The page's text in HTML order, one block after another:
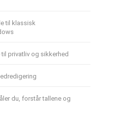
til klassisk
privatliv og sikkerhed
du, forstår tallene og